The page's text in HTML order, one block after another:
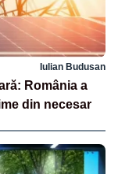
Iulian Budusan
România a
din necesar